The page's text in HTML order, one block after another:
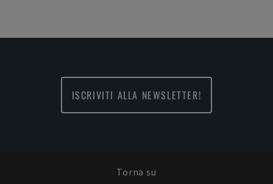
ISCRIVITI ALLA NEWSLETTER!
Torna su